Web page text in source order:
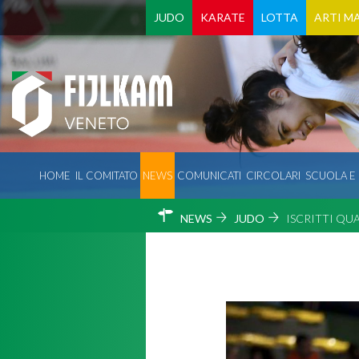
JUDO KARATE LOTTA ARTI
HOME IL COMITATO NEWS COMUNICATI CIRCOLARI SCUOLA
NEWS JUDO ISCRITTI